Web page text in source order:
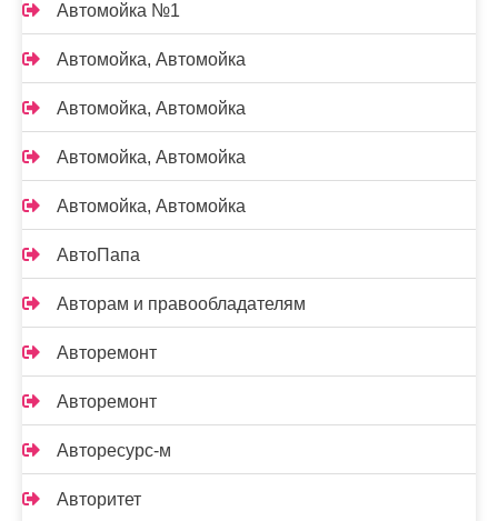
Автомойка №1
Автомойка, Автомойка
Автомойка, Автомойка
Автомойка, Автомойка
Автомойка, Автомойка
АвтоПапа
Авторам и правообладателям
Авторемонт
Авторемонт
Авторесурс-м
Авторитет